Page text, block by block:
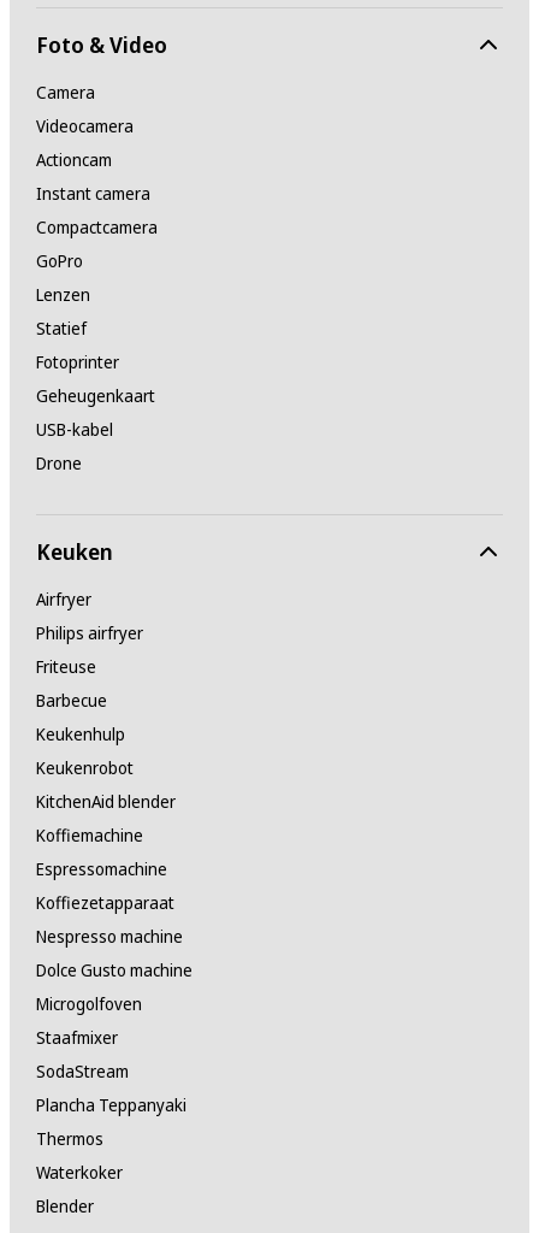
Foto & Video
Camera
Videocamera
Actioncam
Instant camera
Compactcamera
GoPro
Lenzen
Statief
Fotoprinter
Geheugenkaart
USB-kabel
Drone
Keuken
Airfryer
Philips airfryer
Friteuse
Barbecue
Keukenhulp
Keukenrobot
KitchenAid blender
Koffiemachine
Espressomachine
Koffiezetapparaat
Nespresso machine
Dolce Gusto machine
Microgolfoven
Staafmixer
SodaStream
Plancha Teppanyaki
Thermos
Waterkoker
Blender